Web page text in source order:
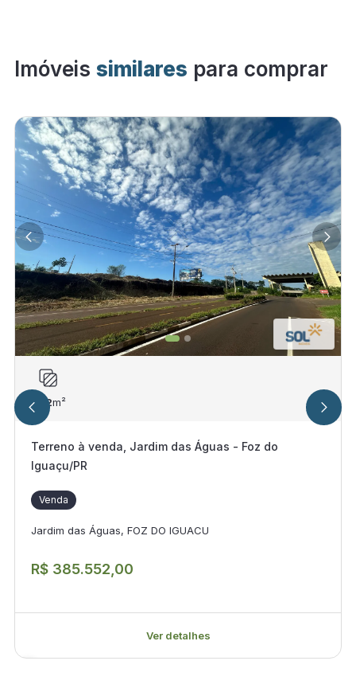
Imóveis similares para comprar
482m²
Terreno à venda, Jardim das Águas - Foz do
Iguaçu/PR
Venda
Jardim das Águas, FOZ DO IGUACU
R$ 385.552,00
Ver detalhes